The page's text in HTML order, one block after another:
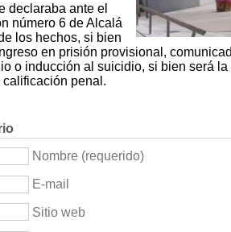
declaraba ante el
número 6 de Alcalá
los hechos, si bien
en prisión provisional,
o inducción al suicidio, si bien será
calificación penal.
Nombre (requerido)
E-mail
Sitio web